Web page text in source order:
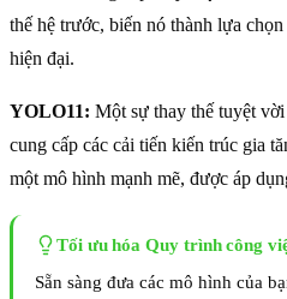
thế hệ trước, biến nó thành lựa
hiện đại.
YOLO11: Một sự thay thế tuyệt vời
cung cấp các cải tiến kiến trúc gia
một mô hình mạnh mẽ, được áp
Tối ưu hóa Quy trình công
Sẵn sàng đưa các mô hình của